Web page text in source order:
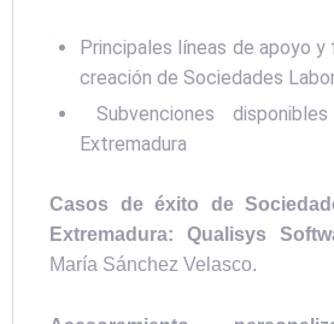
Principales líneas de apoyo y
creación de Sociedades
Subvenciones
Extremadura
Casos de éxito de
Extremadura: Qualisys
María Sánchez Velasco.